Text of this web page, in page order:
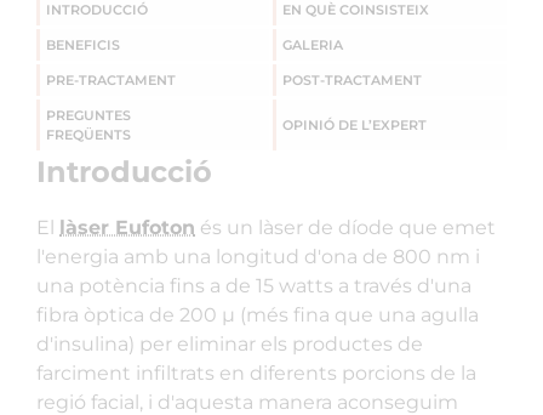
INTRODUCCIÓ EN QUÈ COINSISTEIX
BENEFICIS GALERIA
PRE-TRACTAMENT POST-TRACTAMENT
PREGUNTES
FREQÜENTS
OPINIÓ DE L’EXPERT
Introducció
El làser Eufoton és un làser de díode que emet
l'energia amb una longitud d'ona de 800 nm i
una potència fins a de 15 watts a través d'una
fibra òptica de 200 μ (més fina que una agulla
d'insulina) per eliminar els productes de
farciment infiltrats en diferents porcions de la
regió facial, i d'aquesta manera aconseguim